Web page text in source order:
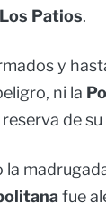
Patios.
y
ni la
de
fue